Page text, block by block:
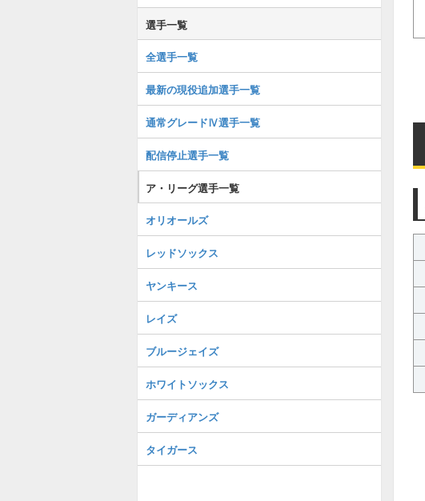
選手一覧
全選手一覧
最新の現役追加選手一覧
通常グレードⅣ選手一覧
配信停止選手一覧
ア・リーグ選手一覧
オリオールズ
レッドソックス
ヤンキース
レイズ
ブルージェイズ
ホワイトソックス
ガーディアンズ
タイガース